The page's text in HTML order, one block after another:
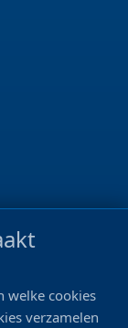
welke cookies
verzamelen